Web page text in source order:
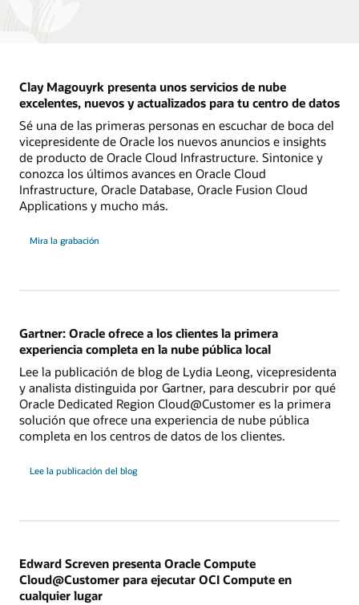
Clay Magouyrk presenta unos servicios de nube
excelentes, nuevos y actualizados para tu centro de datos
Sé una de las primeras personas en escuchar de boca del
vicepresidente de Oracle los nuevos anuncios e insights
de producto de Oracle Cloud Infrastructure. Sintonice y
conozca los últimos avances en Oracle Cloud
Infrastructure, Oracle Database, Oracle Fusion Cloud
Applications y mucho más.
Mira la grabación
Gartner: Oracle ofrece a los clientes la primera
experiencia completa en la nube pública local
Lee la publicación de blog de Lydia Leong, vicepresidenta
y analista distinguida por Gartner, para descubrir por qué
Oracle Dedicated Region Cloud@Customer es la primera
solución que ofrece una experiencia de nube pública
completa en los centros de datos de los clientes.
Lee la publicación del blog
Edward Screven presenta Oracle Compute
Cloud@Customer para ejecutar OCI Compute en
cualquier lugar